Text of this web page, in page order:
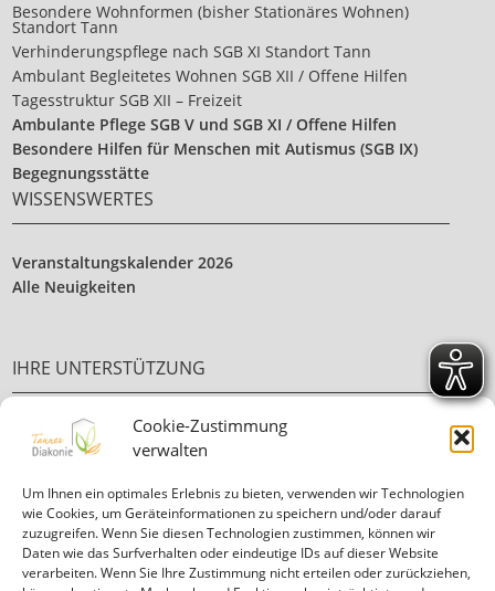
Cookie-Zustimmung
verwalten
Um Ihnen ein optimales Erlebnis zu bieten, verwenden wir Technologien
wie Cookies, um Geräteinformationen zu speichern und/oder darauf
zuzugreifen. Wenn Sie diesen Technologien zustimmen, können wir
Daten wie das Surfverhalten oder eindeutige IDs auf dieser Website
verarbeiten. Wenn Sie Ihre Zustimmung nicht erteilen oder zurückziehen,
Besondere Wohnformen (bisher Stationäres Wohnen)
Standort Tann
Verhinderungspflege nach SGB XI Standort Tann
Ambulant Begleitetes Wohnen SGB XII / Offene Hilfen
Tagesstruktur SGB XII – Freizeit
Ambulante Pflege SGB V und SGB XI / Offene Hilfen
Besondere Hilfen für Menschen mit Autismus (SGB IX)
Begegnungsstätte
WISSENSWERTES
Veranstaltungskalender 2026
Alle Neuigkeiten
IHRE UNTERSTÜTZUNG
Ehrenamt
Ihre Spende